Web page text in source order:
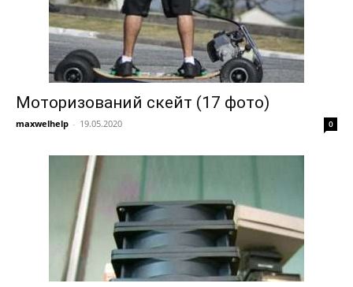
Моторизований скейт (17 фото)
maxwelhelp - 19.05.2020 0